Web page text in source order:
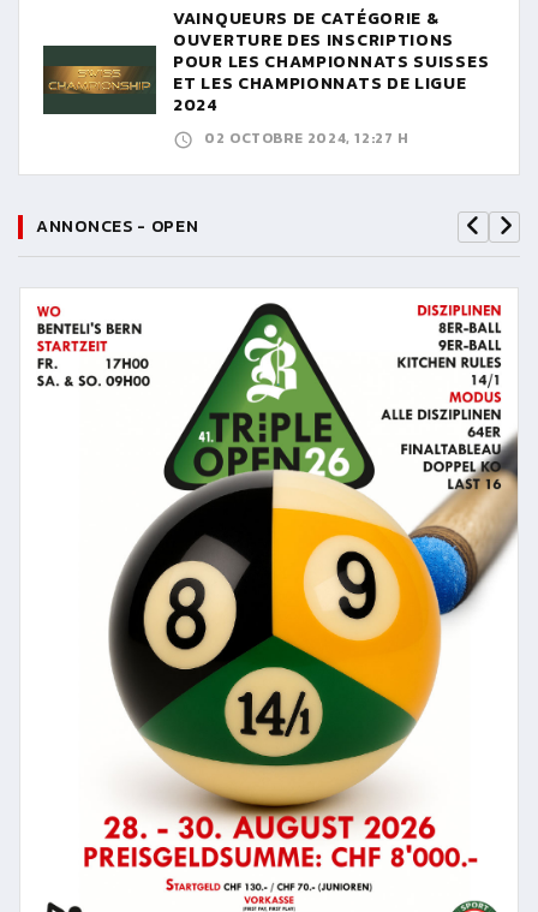
VAINQUEURS DE CATÉGORIE &
OUVERTURE DES INSCRIPTIONS
POUR LES CHAMPIONNATS SUISSES
ET LES CHAMPIONNATS DE LIGUE
2024
02 OCTOBRE 2024, 12:27 H
ANNONCES - OPEN